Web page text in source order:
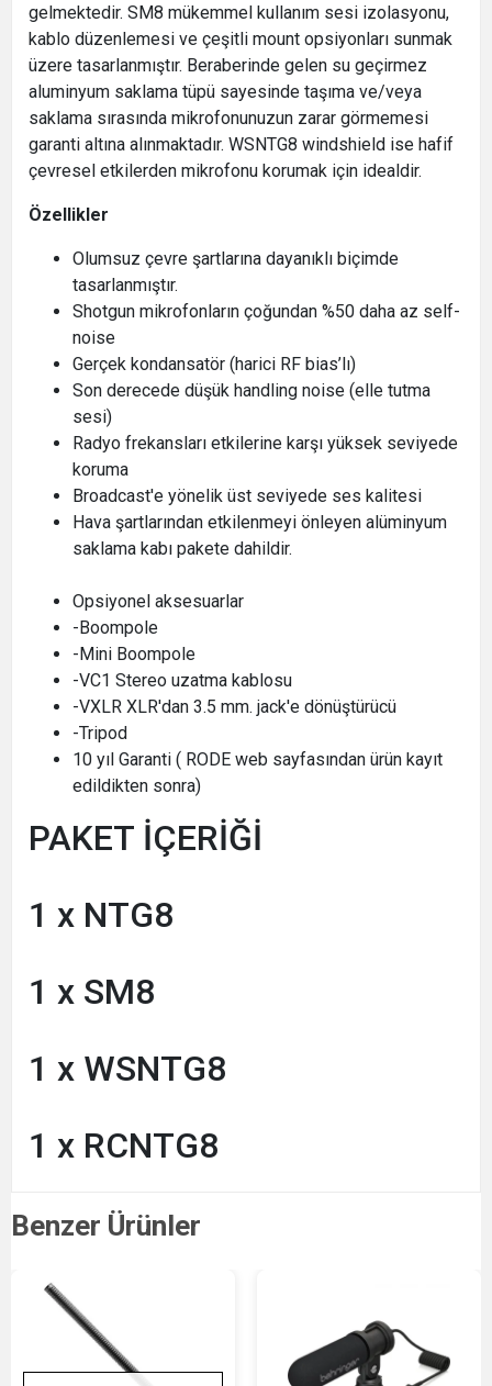
gelmektedir. SM8 mükemmel kullanım sesi izolasyonu,
kablo düzenlemesi ve çeşitli mount opsiyonları sunmak
üzere tasarlanmıştır. Beraberinde gelen su geçirmez
aluminyum saklama tüpü sayesinde taşıma ve/veya
saklama sırasında mikrofonunuzun zarar görmemesi
garanti altına alınmaktadır. WSNTG8 windshield ise hafif
çevresel etkilerden mikrofonu korumak için idealdir.
Özellikler
Olumsuz çevre şartlarına dayanıklı biçimde
tasarlanmıştır.
Shotgun mikrofonların çoğundan %50 daha az self-
noise
Gerçek kondansatör (harici RF bias’lı)
Son derecede düşük handling noise (elle tutma
sesi)
Radyo frekansları etkilerine karşı yüksek seviyede
koruma
Broadcast'e yönelik üst seviyede ses kalitesi
Hava şartlarından etkilenmeyi önleyen alüminyum
saklama kabı pakete dahildir.
Opsiyonel aksesuarlar
-Boompole
-Mini Boompole
-VC1 Stereo uzatma kablosu
-VXLR XLR'dan 3.5 mm. jack'e dönüştürücü
-Tripod
10 yıl Garanti ( RODE web sayfasından ürün kayıt
edildikten sonra)
PAKET İÇERİĞİ
1 x NTG8
1 x SM8
1 x WSNTG8
1 x RCNTG8
Benzer Ürünler